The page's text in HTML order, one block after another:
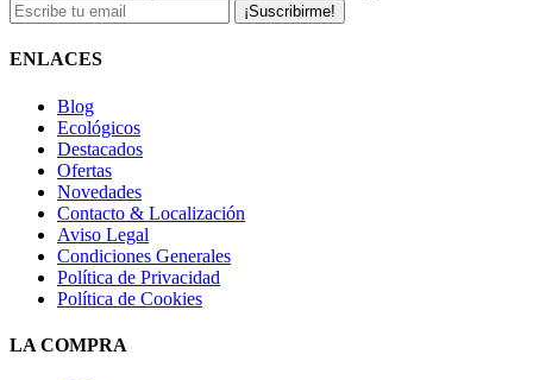
¡Suscribirme!
ENLACES
Blog
Ecológicos
Destacados
Ofertas
Novedades
Contacto & Localización
Aviso Legal
Condiciones Generales
Política de Privacidad
Política de Cookies
LA COMPRA